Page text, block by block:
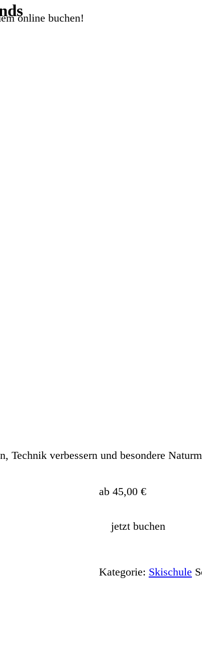
online buchen!
Technik verbessern und besondere
ab 45,00 €
jetzt buchen
Kategorie: Skischule